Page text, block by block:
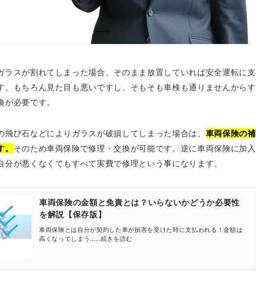
ラスが割れてしまった場合、そのまま放置していれば安全運転に支
。もちろん見た目も悪いですし、そもそも車検も通りませんからす
必要です。
飛び石などによりガラスが破損してしまった場合は、 車両保険の補
そのため車両保険で修理・交換が可能です。逆に車両保険に加入
分が悪くなくてもすべて実費で修理という事になります。
車両保険の金額と免責とは？いらないかどうか必要性
を解説【保存版】
車両保険とは自分が契約した車が損害を受けた時に支払われる！金額は
高くなってしまう……続きを読む